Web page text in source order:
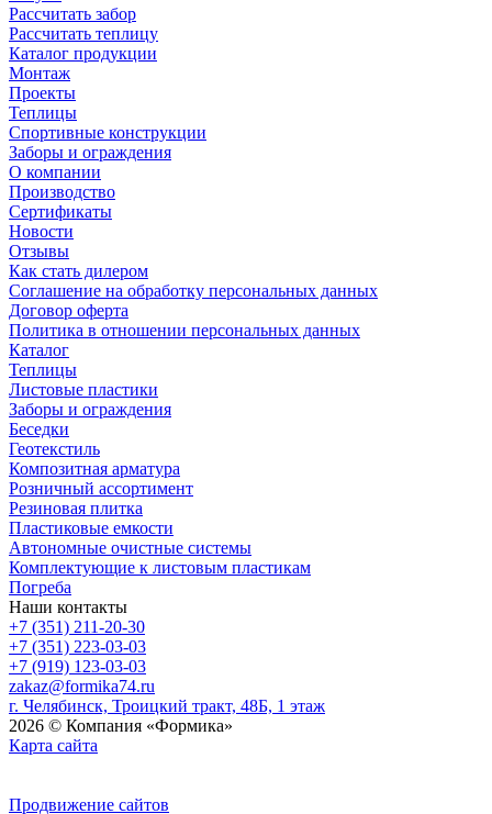
Рассчитать забор
Рассчитать теплицу
Каталог продукции
Монтаж
Проекты
Теплицы
Спортивные конструкции
Заборы и ограждения
О компании
Производство
Сертификаты
Новости
Отзывы
Как стать дилером
Соглашение на обработку персональных данных
Договор оферта
Политика в отношении персональных данных
Каталог
Теплицы
Листовые пластики
Заборы и ограждения
Беседки
Геотекстиль
Композитная арматура
Розничный ассортимент
Резиновая плитка
Пластиковые емкости
Автономные очистные системы
Комплектующие к листовым пластикам
Погреба
Наши контакты
+7 (351) 211-20-30
+7 (351) 223-03-03
+7 (919) 123-03-03
zakaz@formika74.ru
г. Челябинск, Троицкий тракт, 48Б, 1 этаж
2026 © Компания «Формика»
Карта сайта
Продвижение сайтов